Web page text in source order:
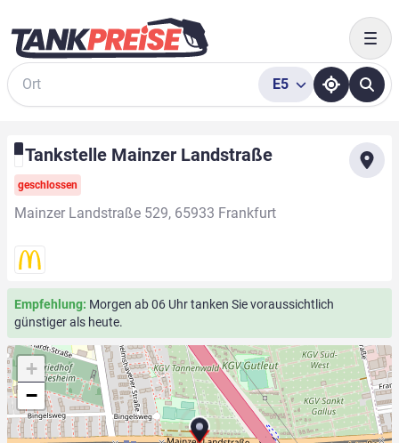
Suche
E5
Tankstelle Mainzer Landstraße
geschlossen
Mainzer Landstraße 529, 65933 Frankfurt
Empfehlung: Morgen ab 06 Uhr tanken Sie voraussichtlich
günstiger als heute.
+
−